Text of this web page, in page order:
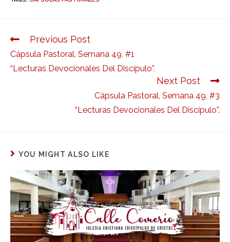
Previous Post
Cápsula Pastoral, Semana 49, #1
“Lecturas Devocionales Del Discípulo”.
Next Post
Cápsula Pastoral, Semana 49, #3
“Lecturas Devocionales Del Discípulo”.
YOU MIGHT ALSO LIKE